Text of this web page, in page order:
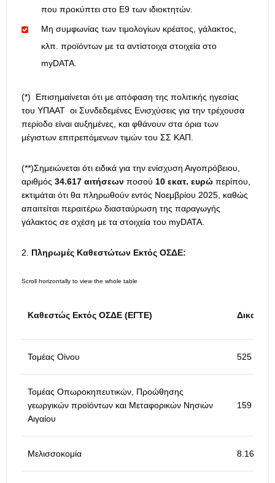
που προκύπτει στο Ε9 των ιδιοκτητών.
Μη συμφωνίας των τιμολογίων κρέατος, γάλακτος,
κλπ. προϊόντων με τα αντίστοιχα στοιχεία στο
myDATA.
(*) Επισημαίνεται ότι με απόφαση της πολιτικής ηγεσίας
του ΥΠΑΑΤ οι Συνδεδεμένες Ενισχύσεις για την τρέχουσα
περίοδο είναι αυξημένες, και φθάνουν στα όρια των
μέγιστων επιτρεπόμενων τιμών του ΣΣ ΚΑΠ.
(**)Σημειώνεται ότι ειδικά για την ενίσχυση Αιγοπρόβειου,
αριθμός 34.617 αιτήσεων ποσού 10 εκατ. ευρώ περίπου,
εκτιμάται ότι θα πληρωθούν εντός Νοεμβρίου 2025, καθώς
απαιτείται περαιτέρω διασταύρωση της παραγωγής
γάλακτος σε σχέση με τα στοιχεία του myDATA.
Πληρωμές Καθεστώτων Εκτός ΟΣΔΕ:
Καθεστώς Εκτός ΟΣΔΕ (ΕΓΤΕ)
Τομέας Οίνου 525
Τομέας Οπωροκηπευτικών, Προώθησης
γεωργικών προϊόντων και Μεταφορικών Νησιών
Αιγαίου
159
Μελισσοκομία 8.166